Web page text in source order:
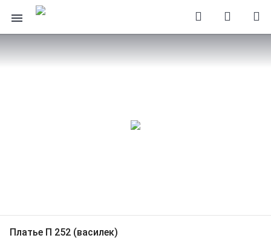
Платье П 252 (василек)